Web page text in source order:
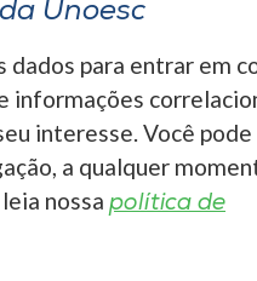
Unoesc
dados para entrar em
informações
interesse. Você pode
a qualquer
nossa política de